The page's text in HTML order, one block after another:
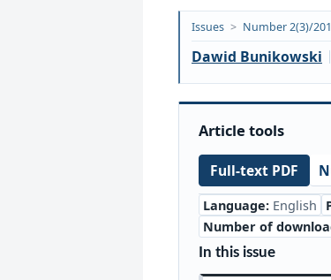
Opublikowano:
2018-
05-
01
Issues > Number 2(3)/
Dawid Bunikowski
Article tools
Full-text PDF
Language: English
Number of
In this issue